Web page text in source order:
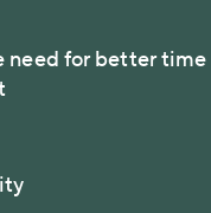
need for better time